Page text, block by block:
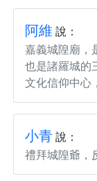
阿維 說：
嘉義城隍廟，
也是諸羅城的
文化信仰中心
小青說：
禮拜城隍爺，